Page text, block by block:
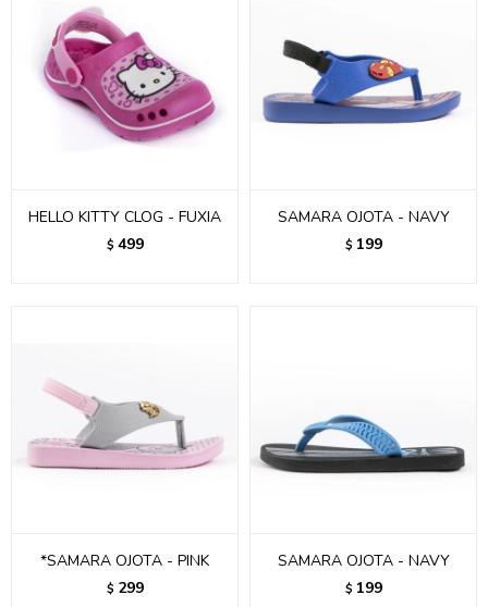
HELLO KITTY CLOG - FUXIA
$ 499
SAMARA OJOTA - NAVY
$ 199
*SAMARA OJOTA - PINK
$ 299
SAMARA OJOTA - NAVY
$ 199